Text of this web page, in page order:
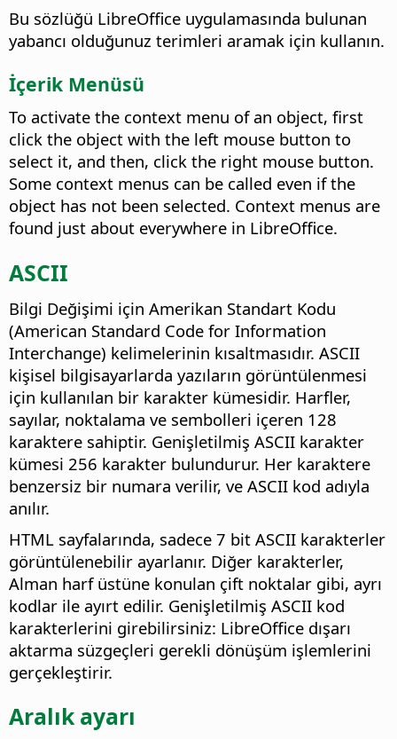
Bu sözlüğü LibreOffice uygulamasında bulunan
yabancı olduğunuz terimleri aramak için kullanın.
İçerik Menüsü
To activate the context menu of an object, first
click the object with the left mouse button to
select it, and then, click the right mouse button.
Some context menus can be called even if the
object has not been selected. Context menus are
found just about everywhere in LibreOffice.
ASCII
Bilgi Değişimi için Amerikan Standart Kodu
(American Standard Code for Information
Interchange) kelimelerinin kısaltmasıdır. ASCII
kişisel bilgisayarlarda yazıların görüntülenmesi
için kullanılan bir karakter kümesidir. Harfler,
sayılar, noktalama ve sembolleri içeren 128
karaktere sahiptir. Genişletilmiş ASCII karakter
kümesi 256 karakter bulundurur. Her karaktere
benzersiz bir numara verilir, ve ASCII kod adıyla
anılır.
HTML sayfalarında, sadece 7 bit ASCII karakterler
görüntülenebilir ayarlanır. Diğer karakterler,
Alman harf üstüne konulan çift noktalar gibi, ayrı
kodlar ile ayırt edilir. Genişletilmiş ASCII kod
karakterlerini girebilirsiniz: LibreOffice dışarı
aktarma süzgeçleri gerekli dönüşüm işlemlerini
gerçekleştirir.
Aralık ayarı